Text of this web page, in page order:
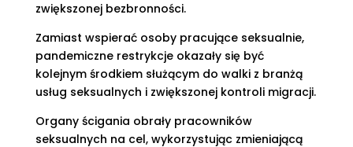
zwiększonej bezbronności.
Zamiast wspierać osoby pracujące seksualnie,
pandemiczne restrykcje okazały się być
kolejnym środkiem służącym do walki z branżą
usług seksualnych i zwiększonej kontroli migracji.
Organy ścigania obrały pracowników
seksualnych na cel, wykorzystując zmieniającą